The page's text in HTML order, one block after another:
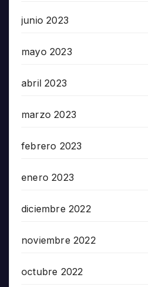
junio 2023
mayo 2023
abril 2023
marzo 2023
febrero 2023
enero 2023
diciembre 2022
noviembre 2022
octubre 2022